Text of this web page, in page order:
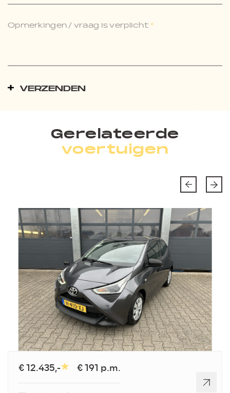
Opmerkingen / vraag is verplicht*
VERZENDEN
Gerelateerde
voertuigen
€ 12.435,- € 191 p.m.